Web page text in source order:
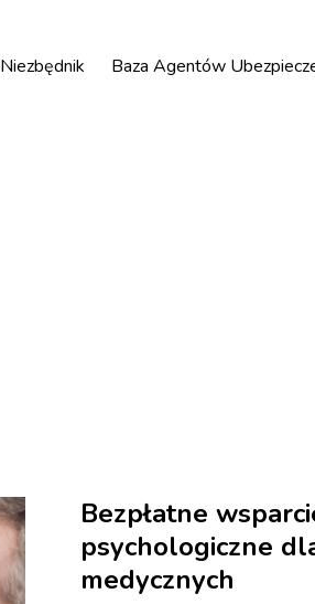
Niezbędnik Baza Agentów
Bezpłatne
psychologiczne
medycznych